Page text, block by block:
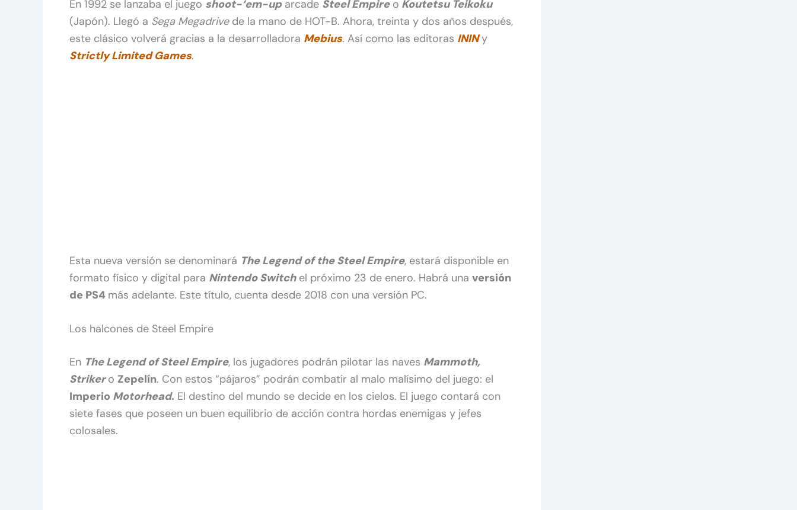
En 1992 se lanzaba el juego shoot-‘em-uparcade Steel Empireo Koutetsu Teikoku
(Japón). Llegó a Sega Megadrive de la mano de HOT-B. Ahora, treinta y dos años después,
este clásico volverá gracias a la desarrolladora Mebius. Así como las editoras ININy
Strictly Limited Games.
Esta nueva versión se denominará The Legend of the Steel Empire, estará disponible en
formato físico y digital para Nintendo Switchel próximo 23 de enero. Habrá una versión
de PS4 más adelante. Este título, cuenta desde 2018 con una versión PC.
Los halcones de Steel Empire
En The Legend of Steel Empire, los jugadores podrán pilotar las naves Mammoth,
Strikero Zepelín. Con estos “pájaros” podrán combatir al malo malísimo del juego: el
Imperio Motorhead. El destino del mundo se decide en los cielos. El juego contará con
siete fases que poseen un buen equilibrio de acción contra hordas enemigas y jefes
colosales.